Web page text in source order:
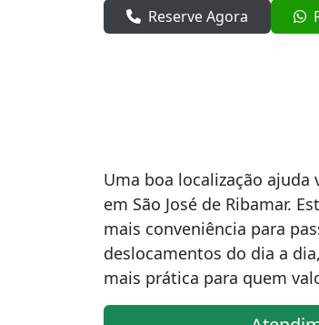
Reserve Agora
Uma boa localização
em São José de Ribamar.
mais conveniência para
deslocamentos do dia a
mais prática para quem